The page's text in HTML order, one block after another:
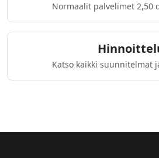
Normaalit palvelimet 2,50
Katso kaikki suunnitelmat